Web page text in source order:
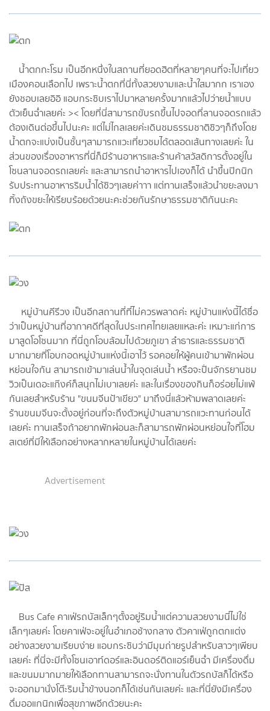
น้ำตกกะโรม เป็นอีกหนึ่งในสถานที่ยอดฮิตที่หลายๆคนที่จะไปเที่ยว
เมืองคอนเลือกไป เพราะน้ำตกที่นี่ทั้งสวยงามและน้ำใสมากก เราเอง
ยังชอบเลยอิอิ แอบกระซิบเราไปมาหลายครั้งมากแล้วไปว่ายน้ำแบบ
ตัวเย็นฉ่ำเลยค่ะ >< โดยที่นี่สามารถขับรถขึ้นไปจอดที่ลานจอดรถแล้ว
ต้องเดินต่อขึ้นไปนะคะ แต่ไม่ไกลเลยค่ะเดินชมธรรมชาติชิวๆก็ถึงโดย
น้ำตกจะแบ่งเป็นชั้นๆสามารถแวะเที่ยวชมได้ตลอดเส้นทางเลยค่ะ ใน
ส่วนของเรื่องอาหารที่นี่ก็มีร้านอาหารและร้านค้าสวัสดิการตั้งอยู่ใน
โซนลานจอดรถเลยค่ะ และสามารถนำอาหารไปเองก็ได้ นำขึ้นปิกนิก
รับประทานอาหารริมน้ำได้ชิวๆเลยค่าาา แต่ทานเสร็จแล้วนำขยะลงมา
ทิ้งถังขยะให้เรียบร้อยด้วยนะคะช่วยกันรักษาธรรมชาติกันนะคะ
หมู่บ้านคีรีวง เป็นอีกสถานที่ที่ไม่ควรพลาดค่ะ หมู่บ้านแห่งนี้ได้ชื่อ
ว่าเป็นหมู่บ้านที่อากาศดีที่สุดในประเทศไทยเลยแหละค่ะ เหมาะแก่การ
มาสูดโอโซนมาก ที่นี่ถูกโอบล้อมไปด้วยภูเขา ลำธารและธรรมชาติ
มากมายที่โอบกอดหมู่บ้านแห่งนี้เอาไว้ รอคอยให้ผู้คนเข้ามาพักผ่อน
หย่อนใจกัน สามารถเข้ามาเล่นน้ำในจุดเล่นน้ำ หรือจะปั่นจักรยานชม
วิวเป็นเดอะแก๊งค์ก็สนุกไม่เบาเลยค่ะ และในเรื่องของกินก็อร่อยไม่แพ้
กันเลยสำหรับร้าน "ขนมจีนป้าเขียว" มาถึงนี่แล้วห้ามพลาดเลยค่ะ
ร้านขนมจีนจะตั้งอยู่ก่อนที่จะถึงตัวหมู่บ้านสามารถแวะทานก่อนได้
เลยค่ะ ทานเสร็จถ้าอยากพักผ่อนละก็สามารถพักผ่อนหย่อนใจที่โฮม
สเตย์ที่มีให้เลือกอย่างหลากหลายในหมู่บ้านได้เลยค่ะ
Advertisement
Bus Cafe คาเฟ่รถบัสเล็กๆตั้งอยู่ริมน้ำแต่ความสวยงามนี่ไม่ใช่
เล็กๆเลยค่ะ โดยคาเฟ่จะอยู่ในอำเภอช้างกลาง ตัวคาเฟ่ถูกตกแต่ง
อย่างสวยงามเรียบง่าย แอบกระซิบว่ามีมุมถ่ายรูปสำหรับสาวๆเพียบ
เลยค่ะ ที่นี่จะมีทั้งโซนเอาท์ดอร์และอินดอร์ติดแอร์เย็นฉ่ำ มีเครื่องดื่ม
และขนมมากมายให้เลือกทานสามารถจะนั่งทานในตัวรถบัสก็ได้หรือ
จะออกมานั่งโต๊ะริมน้ำข้างนอกก็ได้เช่นกันเลยค่ะ และที่นี่ยังมีเครื่อง
ดื่มออแกนิกเพื่อสุขภาพอีกด้วยนะคะ